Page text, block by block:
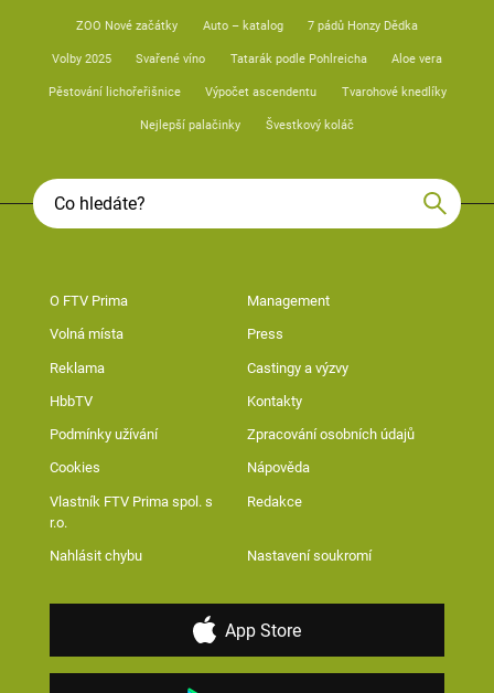
ZOO Nové začátky Auto – katalog 7 pádů Honzy Dědka
Volby 2025 Svařené víno Tatarák podle Pohlreicha Aloe vera
Pěstování lichořeřišnice Výpočet ascendentu Tvarohové knedlíky
Nejlepší palačinky Švestkový koláč
O FTV Prima Management
Volná místa Press
Reklama Castingy a výzvy
HbbTV Kontakty
Podmínky užívání Zpracování osobních údajů
Cookies Nápověda
Vlastník FTV Prima spol. s
r.o.
Redakce
Nahlásit chybu Nastavení soukromí
App Store